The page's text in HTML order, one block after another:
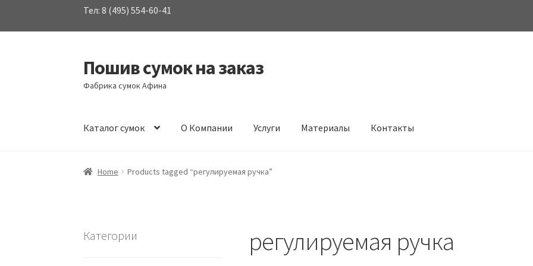
Тел: 8 (495) 554-60-41
Перейти
к
навигации
Перейти
к
содержимому
Пошив сумок на заказ
Фабрика сумок Афина
Каталог сумок О Компании Услуги Материалы Контакты
Home Products tagged “регулируемая ручка”
регулируемая ручка
Категории